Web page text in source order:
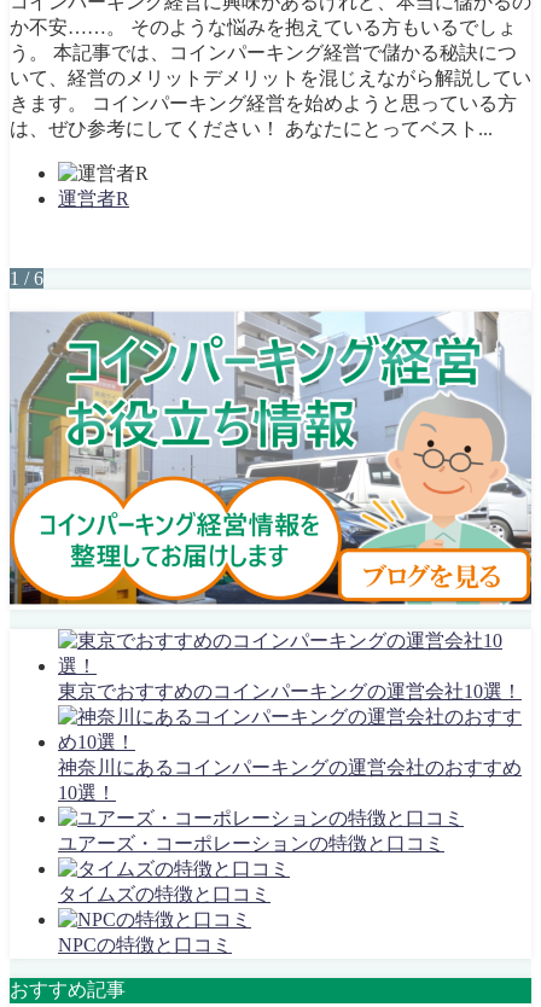
か不安……。 そのような悩みを抱えている方もいるでしょ
う。 本記事では、コインパーキング経営で儲かる秘訣につ
いて、経営のメリットデメリットを混じえながら解説してい
きます。 コインパーキング経営を始めようと思っている方
は、ぜひ参考にしてください！ あなたにとってベスト...
運営者R
1 / 6
東京でおすすめのコインパーキングの運営会社10選！
神奈川にあるコインパーキングの運営会社のおすすめ
10選！
ユアーズ・コーポレーションの特徴と口コミ
タイムズの特徴と口コミ
NPCの特徴と口コミ
おすすめ記事